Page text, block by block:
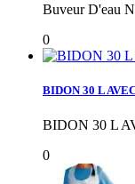
Buveur D'eau
0
BIDON 30 L
BIDON 30 L
0